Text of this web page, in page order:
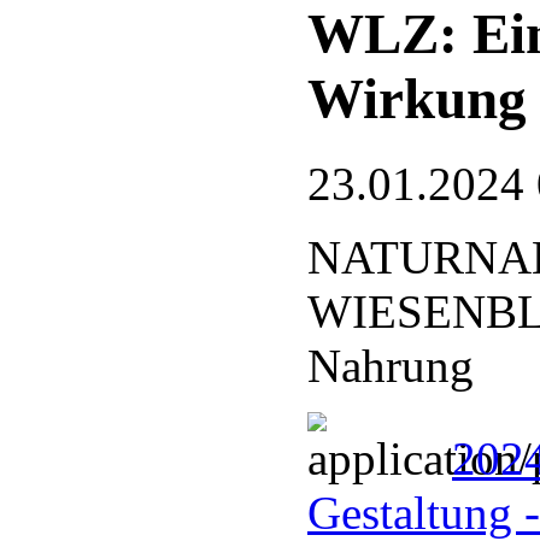
WLZ:
Wirkung
23.01.2024
Nahrung
Gestaltung